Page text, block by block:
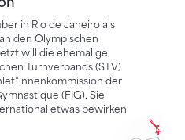
in Rio de Janeiro als
den Olympischen
will die ehemalige
Turnverbands (STV)
der
(FIG). Sie
etwas bewirken.